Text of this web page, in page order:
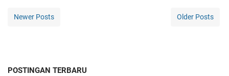
Newer Posts Older Posts
POSTINGAN TERBARU